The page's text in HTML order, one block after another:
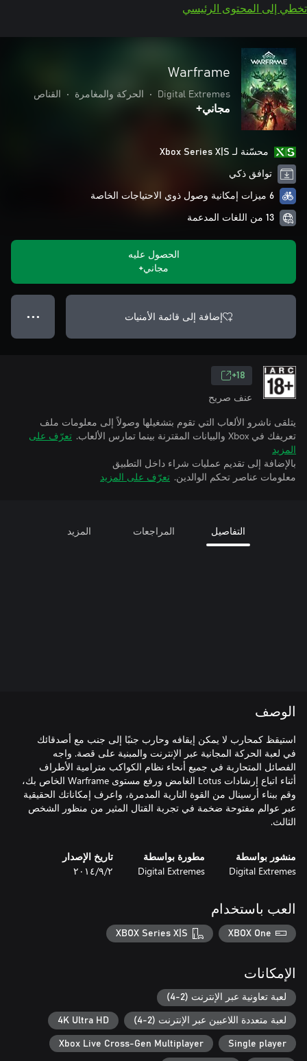
تخطي إلى المحتوى الرئيسي
Warframe
Digital Extremes
• الحركة والمغامرة • القناص
مجاني+
محسّنة لـ Xbox Series X|S
توافق ذكي
6 ميزات إمكانية وصول ذوي الاحتياجات الخاصة
13 من اللغات المدعمة
الحصول عليه
مجاني+
إضافة إلى قائمة الأمنيات ● ● ●
18+
عنف صريح
يتلقى ناشرو الألعاب التي تقوم بتشغيلها وصولاً إلى معلومات ملف
تعريفك في Xbox والبيانات المقترنة بينما تمارس الألعاب.
تعرّف على
المزيد
بالإضافة إلى تقديم عمليات شراء داخل التطبيق
معلومات عناصر تحكم الوالدين. تعرّف على المزيد
التفاصيل المراجعات المزيد
الوصف
استيقظ كمحارب لا يمكن إيقافه وحارب جنبًا إلى جنب مع أصدقائك
في لعبة الحركة المجانية عبر الإنترنت والمبنية على قصة. واجه
الفصائل المتحاربة في جميع أنحاء نظام الكواكب مترامية الأطراف
أثناء اتباع إرشادات Lotus الغامض ورفع مستوى Warframe الخاص بك،
وقم ببناء أرسينال من القوة النارية المدمرة، واعرف إمكاناتك الحقيقية
عبر عوالم مفتوحة ضخمة في تجربة القتال المثير من منظور الشخص
الثالث.
منشور بواسطة
Digital Extremes
مطورة بواسطة
Digital Extremes
تاريخ الإصدار
٢‏/٩‏/٢٠١٤
العب باستخدام
XBOX One
XBOX Series X|S
الإمكانات
لعبة تعاونية عبر الإنترنت (2-4)
لعبة متعددة اللاعبين عبر الإنترنت (2-4) 4K Ultra HD
Single player
Xbox Live Cross-Gen Multiplayer